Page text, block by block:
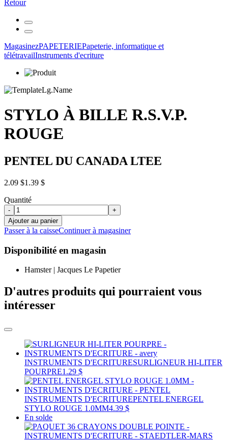
Retour
MagasinezPAPETERIEPapeterie, informatique et
télétravailInstruments d'ecriture
STYLO À BILLE R.S.V.P.
ROUGE
PENTEL DU CANADA LTEE
2.09 $1.39 $
Quantité
-
+
Ajouter au panier
Passer à la caisseContinuer à magasiner
Disponibilité en magasin
Hamster | Jacques Le Papetier
D'autres produits qui pourraient vous
intéresser
INSTRUMENTS D'ECRITURESURLIGNEUR HI-LITER
POURPRE1.29 $
INSTRUMENTS D'ECRITUREPENTEL ENERGEL
STYLO ROUGE 1.0MM4.39 $
En solde